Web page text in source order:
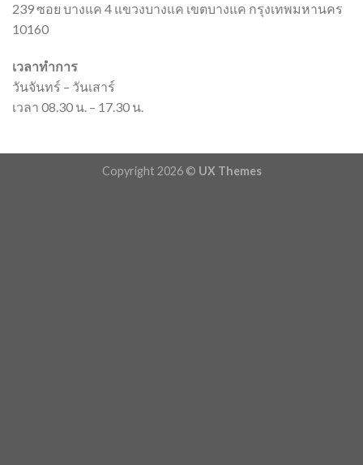
239 ซอย บางแค 4 แขวงบางแค เขตบางแค กรุงเทพมหานคร
10160
เวลาทำการ
วันจันทร์ – วันเสาร์
เวลา 08.30 น. – 17.30 น.
Copyright 2026 © UX Themes